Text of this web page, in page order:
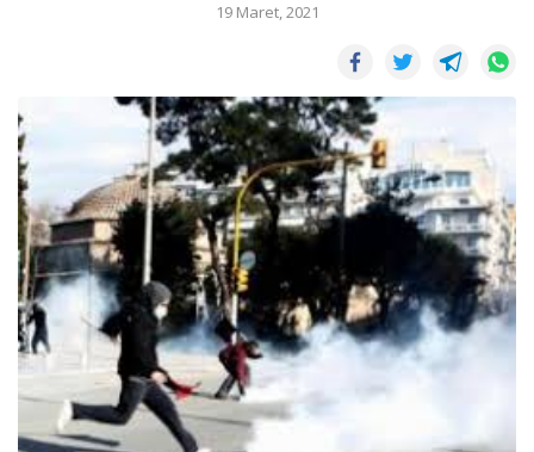
19 Maret, 2021